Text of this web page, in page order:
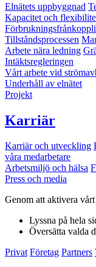
Elnätets uppbyggnad
Kapacitet och
Tillståndsprocessen
Arbete nära ledning
Intäktsregleringen
Vårt arbete vid
Underhåll av elnätet
Projekt
Karriär
Karriär och utveckling
våra medarbetare
Arbetsmiljö och hälsa
Press och media
Genom att aktivera
Lyssna på hela
Översätta valda
Privat Företag Partners